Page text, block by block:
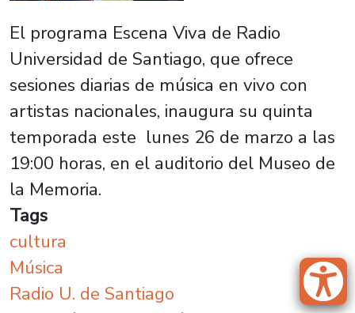
El programa Escena Viva de Radio
Universidad de Santiago, que ofrece
sesiones diarias de música en vivo con
artistas nacionales, inaugura su quinta
temporada este lunes 26 de marzo a las
19:00 horas, en el auditorio del Museo de
la Memoria.
Tags
cultura
Música
Radio U. de Santiago